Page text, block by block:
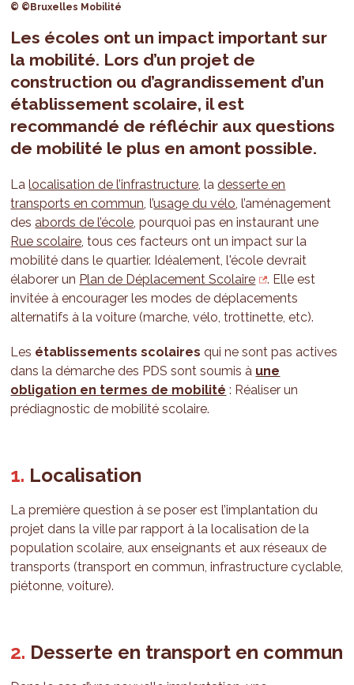
© ©Bruxelles Mobilité
Les écoles ont un impact important sur
la mobilité. Lors d’un projet de
construction ou d’agrandissement d’un
établissement scolaire, il est
recommandé de réfléchir aux questions
de mobilité le plus en amont possible.
Lalocalisation de l’infrastructure , ladesserte en
transports en commun , l’usage du vélo , l’aménagement
des abords de l’école , pourquoi pas en instaurant une
Rue scolaire , tous ces facteurs ont un impact sur la
mobilité dans le quartier. Idéalement, l'école devrait
élaborer un Plan de Déplacement Scolaire
. Elle est
invitée à encourager les modes de déplacements
alternatifs à la voiture (marche, vélo, trottinette, etc).
Les établissements scolaires qui ne sont pas actives
dans la démarche des PDS sont soumis à une
obligation en termes de mobilité : Réaliser un
prédiagnostic de mobilité scolaire.
Localisation
La première question à se poser est l’implantation du
projet dans la ville par rapport à la localisation de la
population scolaire, aux enseignants et aux réseaux de
transports (transport en commun, infrastructure cyclable,
piétonne, voiture).
Desserte en transport en commun